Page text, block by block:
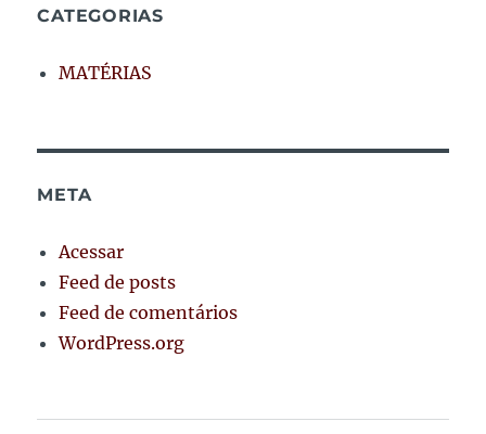
CATEGORIAS
MATÉRIAS
META
Acessar
Feed de posts
Feed de comentários
WordPress.org